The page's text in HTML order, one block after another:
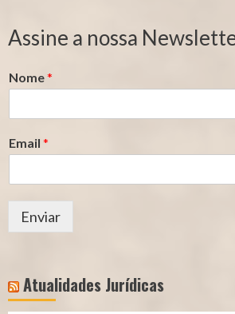
SeguradoContribuição
Assine a nossa
Nome*
Email *
Enviar
Atualidades Jurídicas